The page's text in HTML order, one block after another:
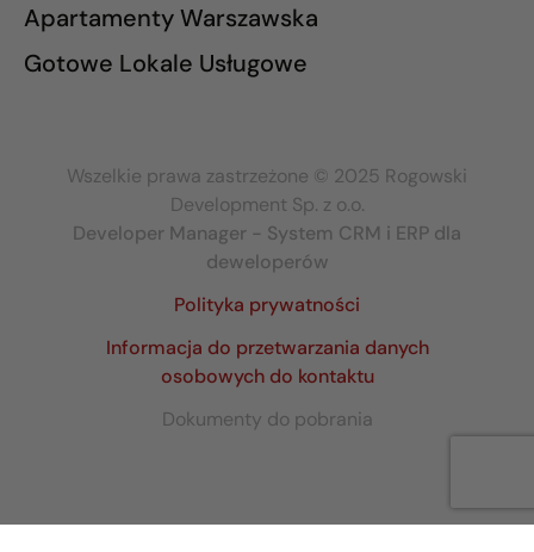
Apartamenty Warszawska
Gotowe Lokale Usługowe
Wszelkie prawa zastrzeżone © 2025 Rogowski
Development Sp. z o.o.
Developer Manager - System CRM i ERP dla
deweloperów
Polityka prywatności
Informacja do przetwarzania danych
osobowych do kontaktu
Dokumenty do pobrania